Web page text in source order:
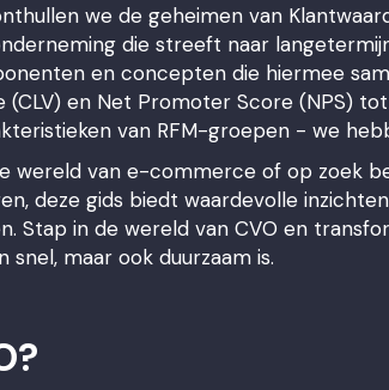
we de geheimen van
die streeft naar
en concepten die hiermee
(CLV) en Net Promoter Score (NPS)
van RFM-groepen - we
wereld van e-commerce of op zoek
deze gids biedt waardevolle
Stap in de wereld van CVO en
maar ook duurzaam is.